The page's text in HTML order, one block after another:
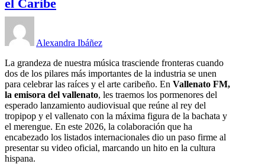
el Caribe
Alexandra Ibáñez
La grandeza de nuestra música trasciende fronteras cuando
dos de los pilares más importantes de la industria se unen
para celebrar las raíces y el arte caribeño. En Vallenato FM,
la emisora del vallenato, les traemos los pormenores del
esperado lanzamiento audiovisual que reúne al rey del
tropipop y el vallenato con la máxima figura de la bachata y
el merengue. En este 2026, la colaboración que ha
encabezado los listados internacionales dio un paso firme al
presentar su video oficial, marcando un hito en la cultura
hispana.